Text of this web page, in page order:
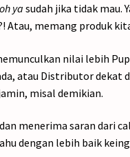
oh ya sudah jika tidak mau.
Atau, memang produk
nilai lebih
atau Distributor dekat
misal demikian.
menerima saran dari
dengan lebih baik